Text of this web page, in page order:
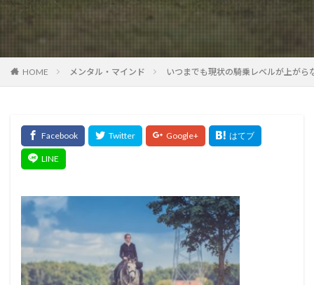
HOME メンタル・マインド いつまでも現状の騎乗レベルが上が